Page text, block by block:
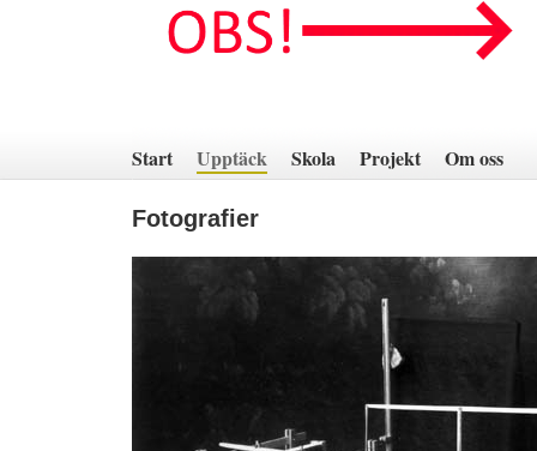
innehåll
Start Upptäck Skola Projekt Om oss
Fotografier